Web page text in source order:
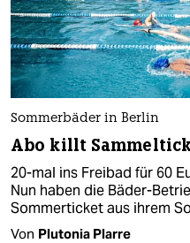
Sommerbäder in Berlin
Abo killt
20-mal ins Freibad für 60
Nun haben die Bäder-
Sommerticket aus ihrem
Von Plutonia Plarre